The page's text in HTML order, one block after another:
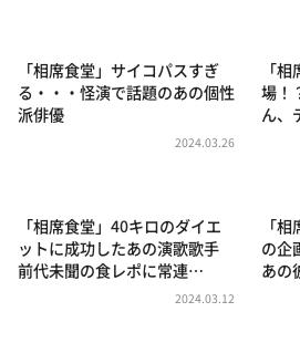
news おかえり
河合＆A.B.C-Z塚田×福井アナ
朝だ！生です旅サラダ
教えて！ニュースライブ 正義の
「相席食堂」サイコパスすぎ
る・・・怪演で話題のあの個性
派俳優
2024.03.26
「
場！
ん、
「相席食堂」40キロのダイエ
ットに成功したあの演歌歌手
前代未聞の食レポに常連…
2024.03.12
「
の企
あの